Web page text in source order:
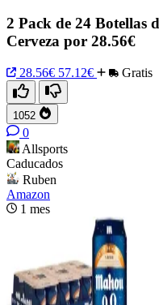
2 Pack de 24 Botellas
Cerveza por 28.56€
28.56€ 57.12€ Gratis
1052
0
Allsports
Caducados
Ruben
Amazon
1 mes